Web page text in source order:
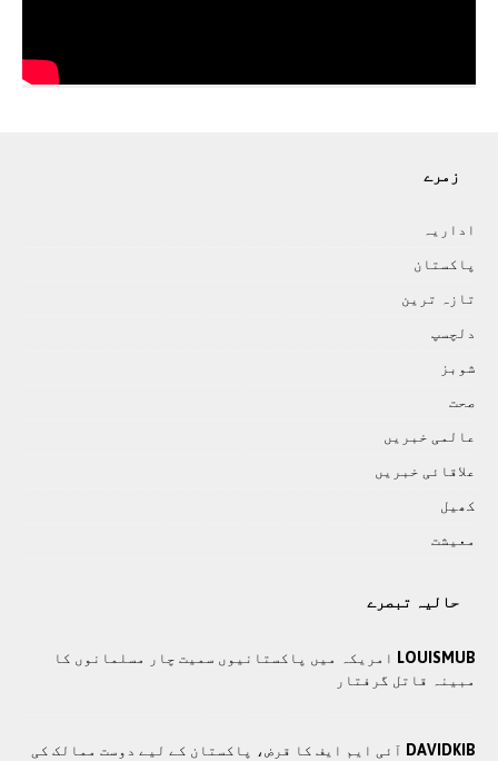
زمرے
اداريہ
پاکستان
تازہ ترين
دلچسپ
شوبز
صحت
عالمی خبريں
علاقائی خبريں
کھيل
معيشت
حالیہ تبصرے
LOUISMUB امریکہ میں پاکستانیوں سمیت چار مسلمانوں کا
مبینہ قاتل گرفتار
DAVIDKIB آئی ایم ایف کا قرض، پاکستان کے لیے دوست ممالک کی